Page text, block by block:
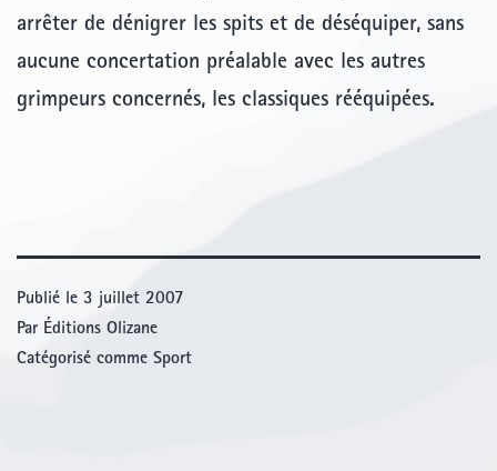
arrêter de dénigrer les spits et de déséquiper, sans
aucune concertation préalable avec les autres
grimpeurs concernés, les classiques rééquipées.
Publié le 3 juillet 2007
Par Éditions Olizane
Catégorisé comme Sport